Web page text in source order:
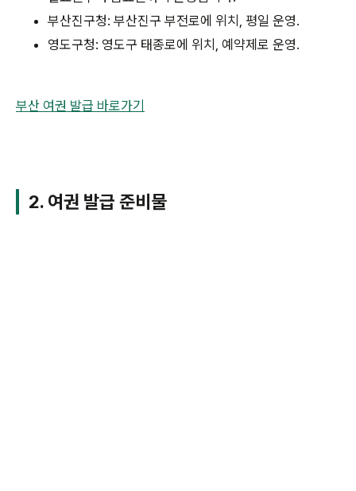
부산진구청: 부산진구 부전로에 위치, 평일 운영.
영도구청: 영도구 태종로에 위치, 예약제로 운영.
부산 여권 발급 바로가기
2. 여권 발급 준비물